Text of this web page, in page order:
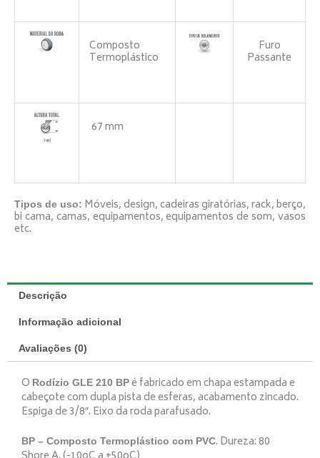
Composto
Termoplástico
Furo
Passante
67 mm
Tipos de uso: Móveis, design, cadeiras giratórias, rack, berço,
bi cama, camas, equipamentos, equipamentos de som, vasos
etc.
Descrição
Informação adicional
Avaliações (0)
O Rodízio GLE 210 BP é fabricado em chapa estampada e
cabeçote com dupla pista de esferas, acabamento zincado.
Espiga de 3/8″. Eixo da roda parafusado.
BP – Composto Termoplástico com PVC. Dureza: 80